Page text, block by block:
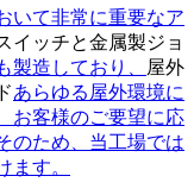
いて非常に重要なア
イッチと金属製ジョ
製造しており、
屋外
あらゆる屋外環境に
お客様のご要望に応
のため、当工場では
ます。